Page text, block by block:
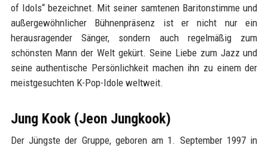
of Idols“ bezeichnet. Mit seiner samtenen Baritonstimme und
außergewöhnlicher Bühnenpräsenz ist er nicht nur ein
herausragender Sänger, sondern auch regelmäßig zum
schönsten Mann der Welt gekürt. Seine Liebe zum Jazz und
seine authentische Persönlichkeit machen ihn zu einem der
meistgesuchten K-Pop-Idole weltweit.
Jung Kook (Jeon Jungkook)
Der Jüngste der Gruppe, geboren am 1. September 1997 in